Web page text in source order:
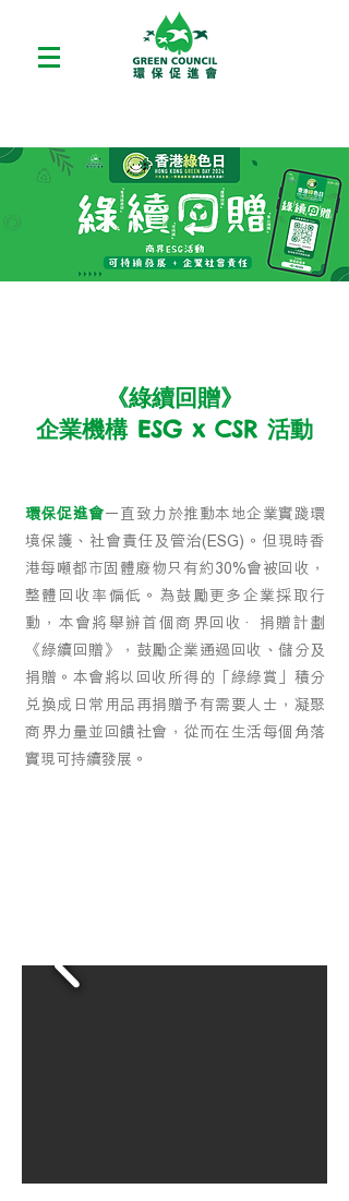
《綠續回贈》
企業機構 ESG x CSR 活動
環保促進會一直致力於推動本地企業實踐環
境保護、社會責任及管治(ESG)。但現時香
港每噸都市固體廢物只有約30%會被回收，
整體回收率偏低。為鼓勵更多企業採取行
動，本會將舉辦首個商界回收·捐贈計劃
《綠續回贈》，鼓勵企業通過回收、儲分及
捐贈。本會將以回收所得的「綠綠賞」積分
兌換成日常用品再捐贈予有需要人士，凝聚
商界力量並回饋社會，從而在生活每個角落
實現可持續發展。